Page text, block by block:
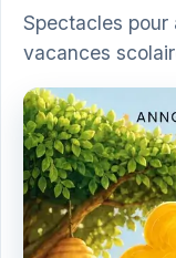
Spectacles
vacances